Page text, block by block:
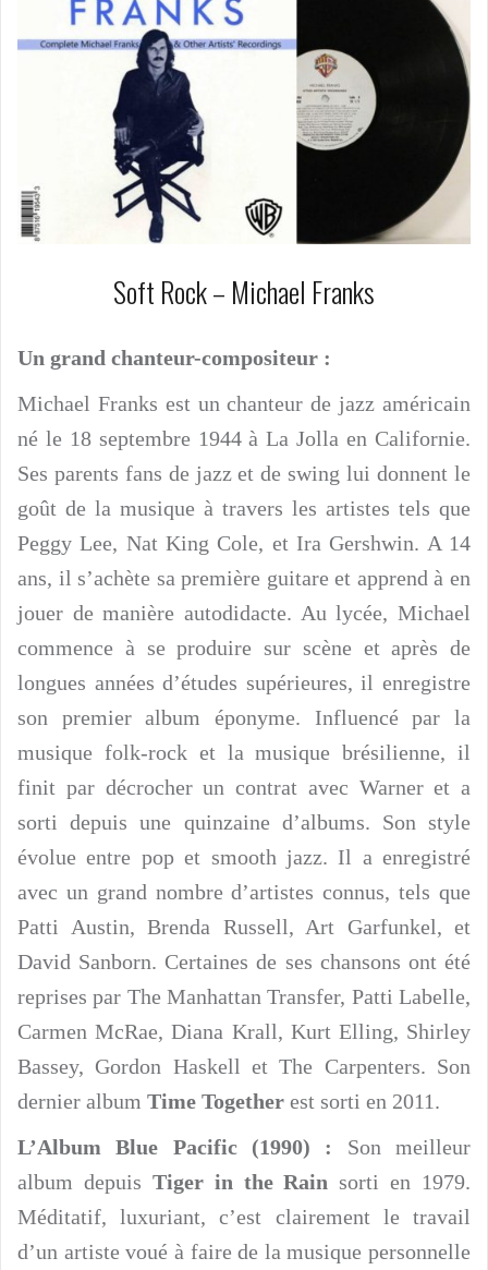
Soft Rock – Michael Franks
Un grand chanteur-compositeur :
Michael Franks est un chanteur de jazz américain
né le 18 septembre 1944 à La Jolla en Californie.
Ses parents fans de jazz et de swing lui donnent le
goût de la musique à travers les artistes tels que
Peggy Lee, Nat King Cole, et Ira Gershwin. A 14
ans, il s’achète sa première guitare et apprend à en
jouer de manière autodidacte. Au lycée, Michael
commence à se produire sur scène et après de
longues années d’études supérieures, il enregistre
son premier album éponyme. Influencé par la
musique folk-rock et la musique brésilienne, il
finit par décrocher un contrat avec Warner et a
sorti depuis une quinzaine d’albums. Son style
évolue entre pop et smooth jazz. Il a enregistré
avec un grand nombre d’artistes connus, tels que
Patti Austin, Brenda Russell, Art Garfunkel, et
David Sanborn. Certaines de ses chansons ont été
reprises par The Manhattan Transfer, Patti Labelle,
Carmen McRae, Diana Krall, Kurt Elling, Shirley
Bassey, Gordon Haskell et The Carpenters. Son
dernier album Time Together est sorti en 2011.
L’Album Blue Pacific (1990) : Son meilleur
album depuis Tiger in the Rain sorti en 1979.
Méditatif, luxuriant, c’est clairement le travail
d’un artiste voué à faire de la musique personnelle